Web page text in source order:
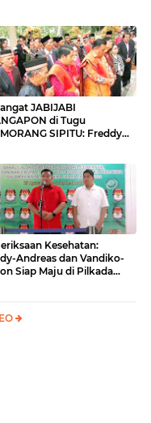
JABIJABI
di Tugu
SIPITU: Freddy
Kesehatan:
Andreas dan Vandiko-
Siap Maju di Pilkada